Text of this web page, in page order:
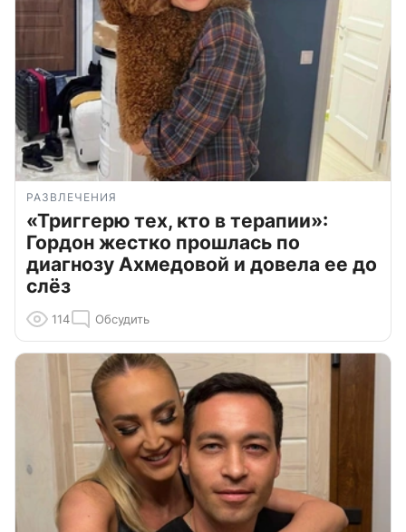
РАЗВЛЕЧЕНИЯ
«Триггерю тех, кто в терапии»:
Гордон жестко прошлась по
диагнозу Ахмедовой и довела ее до
слёз
114 Обсудить